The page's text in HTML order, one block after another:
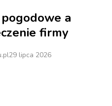
a
firmy
29 lipca 2026